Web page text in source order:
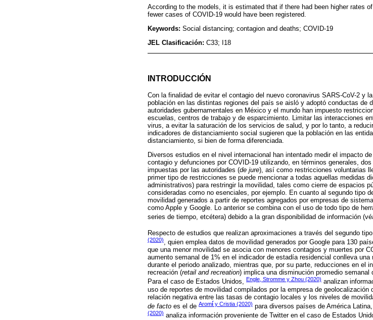
According to the models, it is estimated that if there had been higher rates
fewer cases of COVID-19 would have been registered.
Keywords: Social distancing; contagion and deaths; COVID-19
JEL Clasificación: C33; I18
INTRODUCCIÓN
Con la finalidad de evitar el contagio del nuevo coronavirus SARS-CoV-2 y
población en las distintas regiones del país se aisló y adoptó conductas de
autoridades gubernamentales en México y el mundo han impuesto
escuelas, centros de trabajo y de esparcimiento. Limitar las interacciones
virus, a evitar la saturación de los servicios de salud, y por lo tanto, a
indicadores de distanciamiento social sugieren que la población en las
distanciamiento, si bien de forma diferenciada.
Diversos estudios en el nivel internacional han intentado medir el impacto
contagio y defunciones por COVID-19 utilizando, en términos generales,
impuestas por las autoridades (de jure), así como restricciones voluntarias
primer tipo de restricciones se puede mencionar a todas aquellas medidas
administrativos) para restringir la movilidad, tales como cierre de espacios
consideradas como no esenciales, por ejemplo. En cuanto al segundo tipo
movilidad generados a partir de reportes agregados por empresas de
como Apple y Google. Lo anterior se combina con el uso de todo tipo de
series de tiempo, etcétera) debido a la gran disponibilidad de información
Respecto de estudios que realizan aproximaciones a través del segundo
(2020), quien emplea datos de movilidad generados por Google para 130
que una menor movilidad se asocia con menores contagios y muertes por
aumento semanal de 1% en el indicador de estadía residencial conlleva
durante el periodo analizado, mientras que, por su parte, reducciones en el
recreación (retail and recreation) implica una disminución promedio
Para el caso de Estados Unidos, Engle, Stromme y Zhou (2020) analizan
uso de reportes de movilidad compilados por la empresa de
relación negativa entre las tasas de contagio locales y los niveles de
de facto es el de Aromí y Cristia (2020) para diversos países de América
(2020) analiza información proveniente de Twitter en el caso de Estados